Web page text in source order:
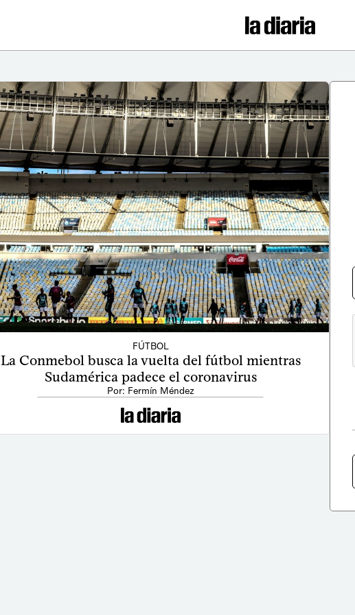
FÚTBOL
La Conmebol busca la vuelta del fútbol mientras
Sudamérica padece el coronavirus
Por: Fermín Méndez